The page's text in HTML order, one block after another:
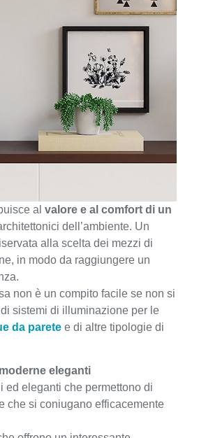
al valore e al comfort di un
dell’ambiente. Un
alla scelta dei mezzi di
in modo da raggiungere un
non è un compito facile se non si
sistemi di illuminazione per le
da parete e di altre tipologie di
eleganti
eleganti che permettono di
che si coniugano efficacemente